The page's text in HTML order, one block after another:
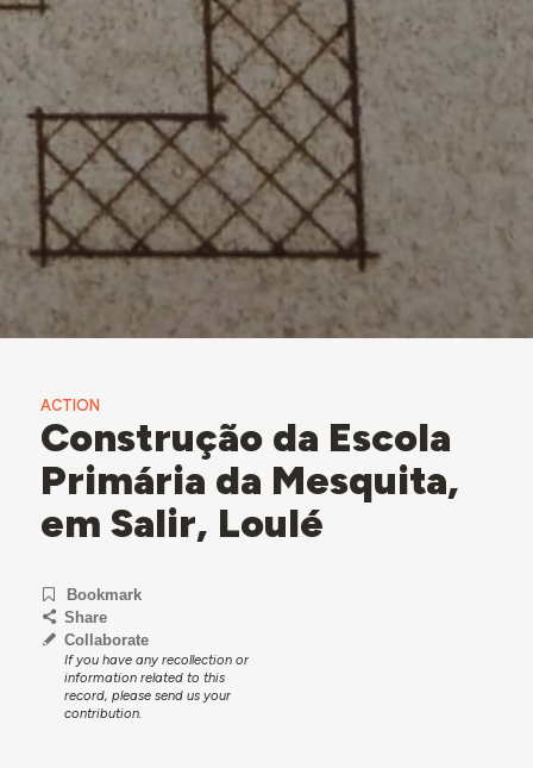
ACTION
Construção da Escola
Primária da Mesquita,
em Salir, Loulé
Bookmark
Share
Collaborate
If you have any recollection or
information related to this
record, please send us your
contribution.